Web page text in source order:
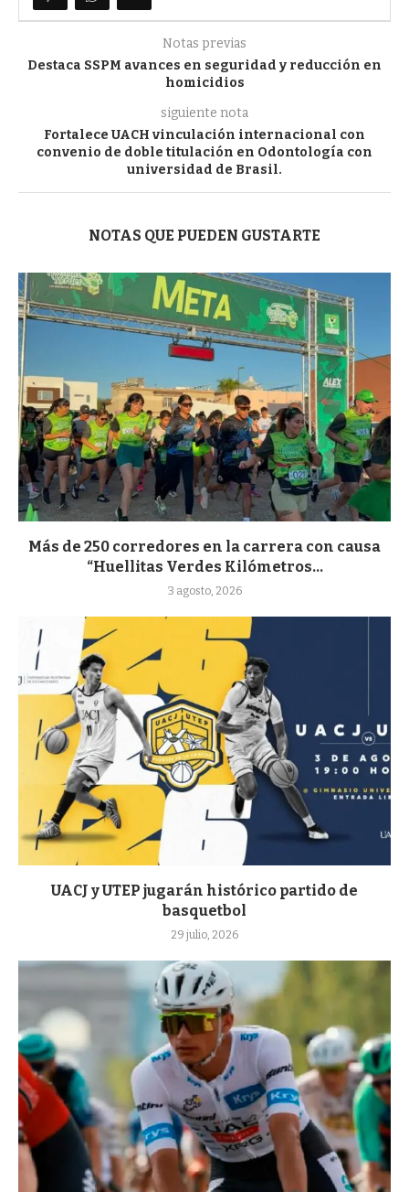
Notas previas
Destaca SSPM avances en seguridad y reducción en
homicidios
siguiente nota
Fortalece UACH vinculación internacional con
convenio de doble titulación en Odontología con
universidad de Brasil.
NOTAS QUE PUEDEN GUSTARTE
Más de 250 corredores en la carrera con causa
“Huellitas Verdes Kilómetros...
3 agosto, 2026
UACJ y UTEP jugarán histórico partido de
basquetbol
29 julio, 2026